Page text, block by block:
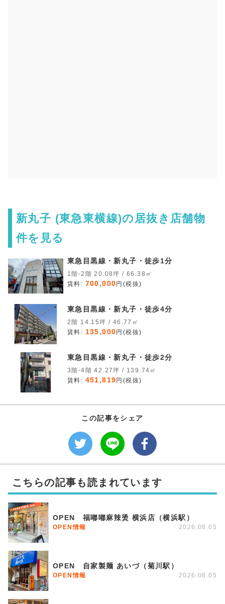
新丸子 (東急東横線)の居抜き店舗物
件を見る
東急目黒線・新丸子・徒歩1分
1階-2階 20.08坪 / 66.38㎡
賃料: 700,000 円(税抜)
東急目黒線・新丸子・徒歩4分
2階 14.15坪 / 46.77㎡
賃料: 135,000 円(税抜)
東急目黒線・新丸子・徒歩2分
3階-4階 42.27坪 / 139.74㎡
賃料: 451,819 円(税抜)
この記事をシェア
こちらの記事も読まれています
OPEN 福嘟嘟麻辣烫 横浜店（横浜駅）
OPEN情報 2026.08.05
OPEN 自家製麺 あいづ（菊川駅）
OPEN情報 2026.08.05